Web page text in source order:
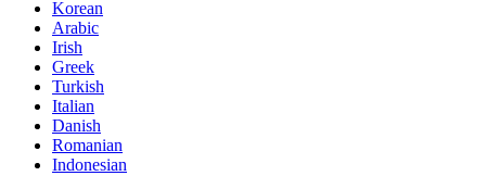
Korean
Arabic
Irish
Greek
Turkish
Italian
Danish
Romanian
Indonesian